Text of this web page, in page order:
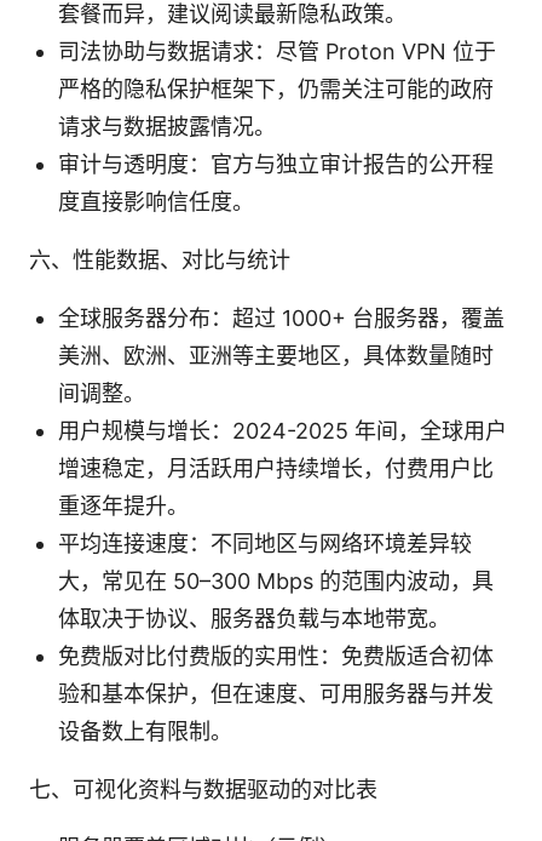
套餐而异，建议阅读最新隐私政策。
司法协助与数据请求：尽管 Proton VPN 位于
严格的隐私保护框架下，仍需关注可能的政府
请求与数据披露情况。
审计与透明度：官方与独立审计报告的公开程
度直接影响信任度。
六、性能数据、对比与统计
全球服务器分布：超过 1000+ 台服务器，覆盖
美洲、欧洲、亚洲等主要地区，具体数量随时
间调整。
用户规模与增长：2024-2025 年间，全球用户
增速稳定，月活跃用户持续增长，付费用户比
重逐年提升。
平均连接速度：不同地区与网络环境差异较
大，常见在 50–300 Mbps 的范围内波动，具
体取决于协议、服务器负载与本地带宽。
免费版对比付费版的实用性：免费版适合初体
验和基本保护，但在速度、可用服务器与并发
设备数上有限制。
七、可视化资料与数据驱动的对比表